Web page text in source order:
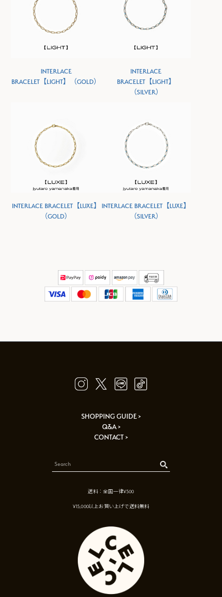
INTERLACE
BRACELET【LIGHT】（GOLD）
INTERLACE
BRACELET【LIGHT】
（SILVER）
INTERLACE BRACELET【LUXE】
（GOLD）
INTERLACE BRACELET【LUXE】
（SILVER）
SHOPPING GUIDE >
Q&A >
CONTACT >
送料：全国一律¥500
¥15,000以上お買い上げで送料無料